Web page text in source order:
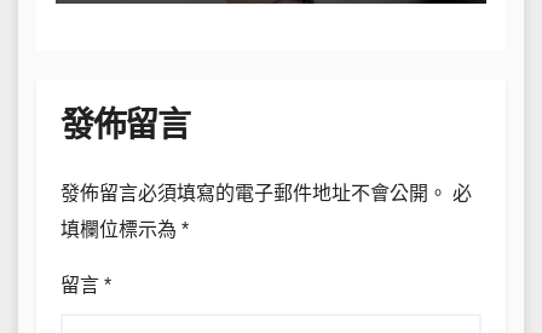
發佈留言
發佈留言必須填寫的電子郵件地址不會公開。 必
填欄位標示為 *
留言 *